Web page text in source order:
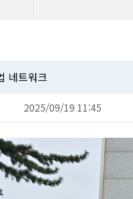
네트워크
2025/09/19 11:45